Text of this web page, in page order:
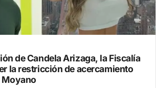
de Candela Arizaga, la Fiscalía
la restricción de acercamiento
Moyano